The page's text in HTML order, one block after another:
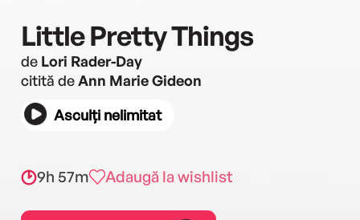
Little Pretty Things
de Lori Rader-Day
citită deAnn Marie Gideon
Asculți nelimitat
9h 57m Adaugă la wishlist